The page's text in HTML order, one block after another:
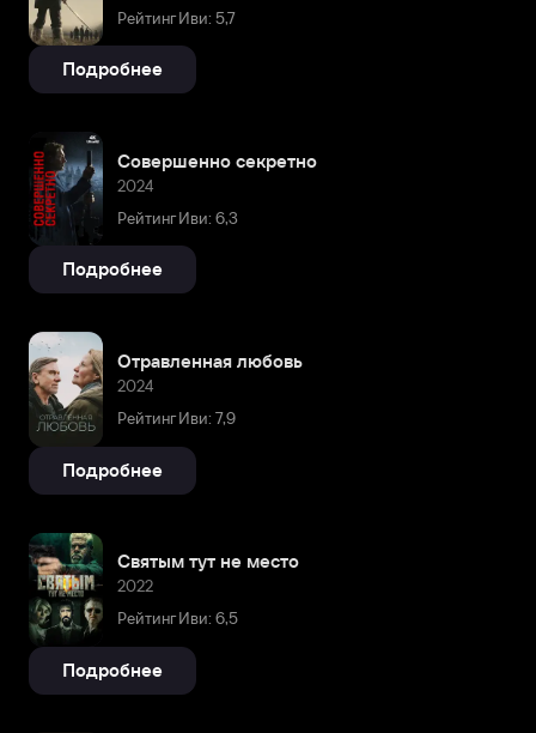
Рейтинг Иви: 5,7
Подробнее
Cовершенно секретно
2024
Рейтинг Иви: 6,3
Подробнее
Отравленная любовь
2024
Рейтинг Иви: 7,9
Подробнее
Святым тут не место
2022
Рейтинг Иви: 6,5
Подробнее